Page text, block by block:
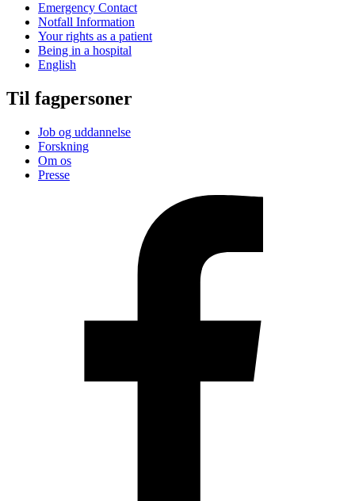
Emergency Contact
Notfall Information
Your rights as a patient
Being in a hospital
English
Til fagpersoner
Job og uddannelse
Forskning
Om os
Presse